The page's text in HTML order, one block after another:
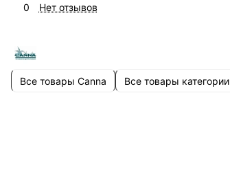
0 Нет отзывов
Все товары Canna Все товары категории